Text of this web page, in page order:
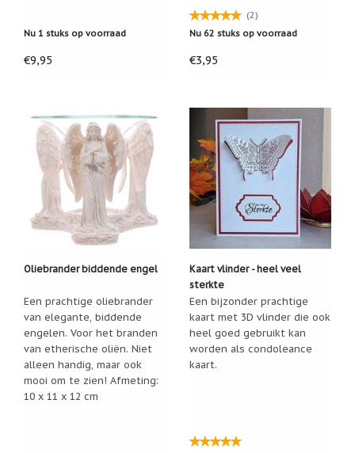
Kralen
en
termijnen!
Verhuizingsuitverkoop
Hulp
nodig
vinden
van
Nieuwsbrieven
De
Vrolijke
Engel
Nu 1 stuks op voorraad
€9,95
(2)
Nu 62 stuks op voorraad
€3,95
Oliebrander biddende engel
Een prachtige oliebrander
van elegante, biddende
engelen. Voor het branden
van etherische oliën. Niet
alleen handig, maar ook
mooi om te zien! Afmeting:
10 x 11 x 12 cm
Kaart vlinder - heel veel
sterkte
Een bijzonder prachtige
kaart met 3D vlinder die ook
heel goed gebruikt kan
worden als condoleance
kaart.